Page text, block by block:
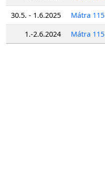
30.5. - 1.6.2025
Mátra 115
1.-2.6.2024
Mátra 115